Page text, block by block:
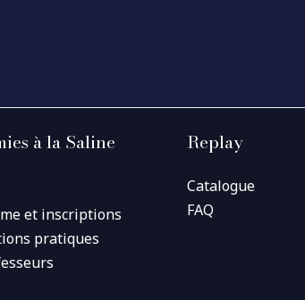
à la Saline
et inscriptions
pratiques
Replay
Catalogue
FAQ